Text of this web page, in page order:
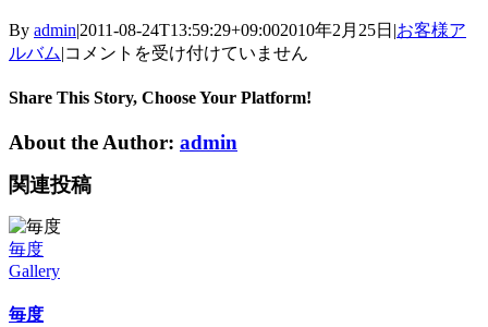
By admin|2011-08-24T13:59:29+09:002010年2月25日 |お客様ア
ルバム|毎
は
コメントを受け付けていません
Share This Story, Choose Your Platform!
About the Author: admin
関連投稿
毎度
Gallery
毎度